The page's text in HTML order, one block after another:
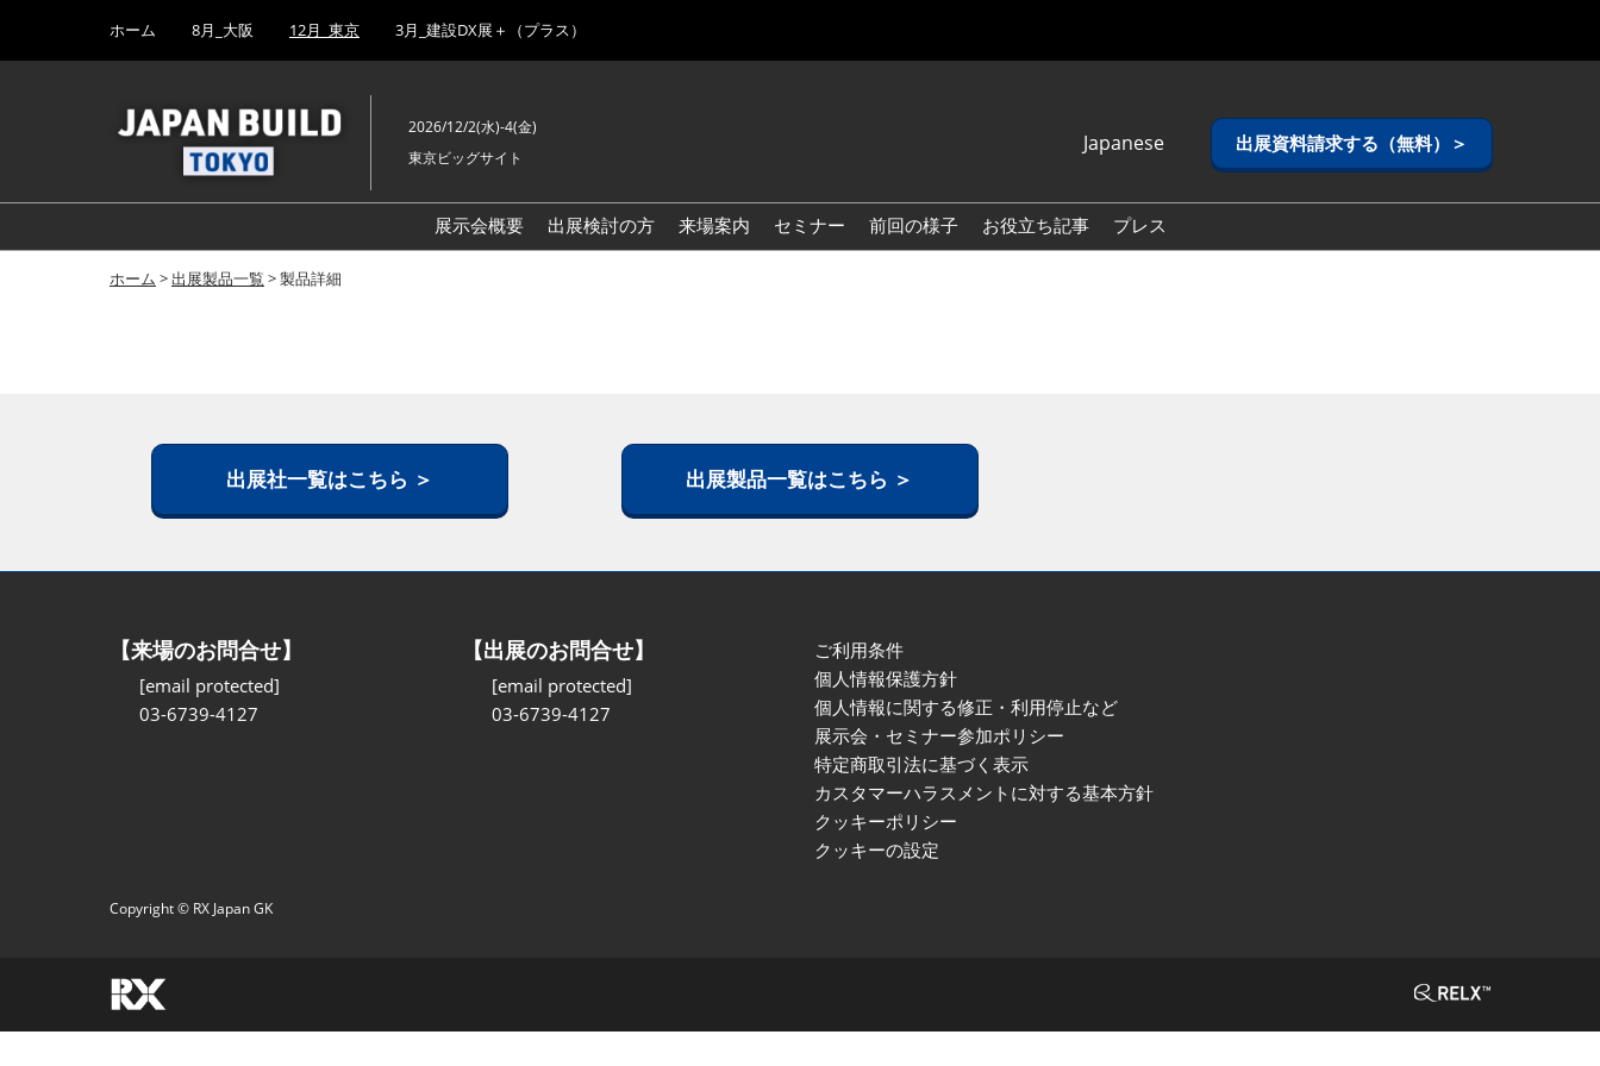
キ
し
to
ホーム 8月_大阪 12月_東京 3月_建設DX展＋（プラス）
2026/12/2(水)-4(金)
東京ビッグサイト
Japanese
English
Korean (Naver
出展資料請求する（無料）＞
展示会概要 出展検討の方 来場案内 セミナー 前回の様子 お役立ち記事 プレス
ホーム >出展製品一覧 > 製品詳細
出展社一覧はこちら ＞ 出展製品一覧はこちら ＞
【来場のお問合せ】
[email protected]
03-6739-4127
【出展のお問合せ】
[email protected]
03-6739-4127
ご利用条件
個人情報保護方針
個人情報に関する修正・利用停止など
展示会・セミナー参加ポリシー
特定商取引法に基づく表示
カスタマーハラスメントに対する基本方針
クッキーポリシー
クッキーの設定
Copyright © RX Japan GK